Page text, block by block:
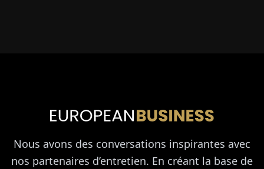
Nous avons des conversations inspirantes avec
nos partenaires d’entretien. En créant la base de